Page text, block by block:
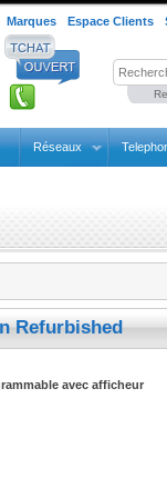
Marques Espace Clients
Réseaux
Refurbished
avec afficheur